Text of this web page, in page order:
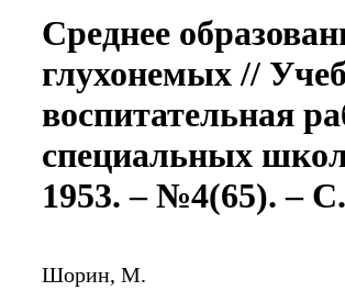
Среднее
глухонемых //
воспитательная
специальных
1953. – №4(65). –
Шорин, М.